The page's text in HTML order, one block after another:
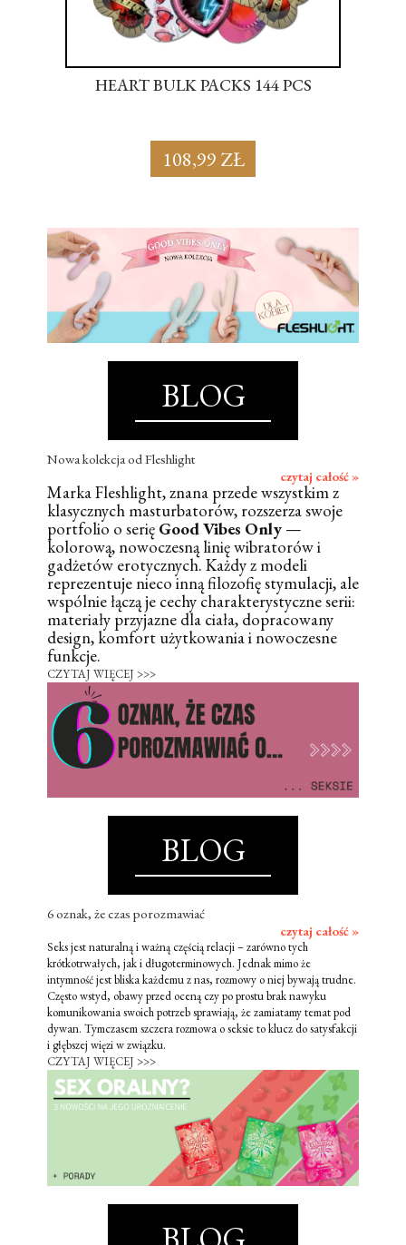
HEART BULK PACKS 144 PCS
108,99 ZŁ
BLOG
Nowa kolekcja od Fleshlight
czytaj całość »
Marka Fleshlight, znana przede wszystkim z
klasycznych masturbatorów, rozszerza swoje
portfolio o serię Good Vibes Only —
kolorową, nowoczesną linię wibratorów i
gadżetów erotycznych. Każdy z modeli
reprezentuje nieco inną filozofię stymulacji, ale
wspólnie łączą je cechy charakterystyczne serii:
materiały przyjazne dla ciała, dopracowany
design, komfort użytkowania i nowoczesne
funkcje.
CZYTAJ WIĘCEJ >>>
BLOG
6 oznak, że czas porozmawiać
czytaj całość »
Seks jest naturalną i ważną częścią relacji – zarówno tych
krótkotrwałych, jak i długoterminowych. Jednak mimo że
intymność jest bliska każdemu z nas, rozmowy o niej bywają trudne.
Często wstyd, obawy przed oceną czy po prostu brak nawyku
komunikowania swoich potrzeb sprawiają, że zamiatamy temat pod
dywan. Tymczasem szczera rozmowa o seksie to klucz do satysfakcji
i głębszej więzi w związku.
CZYTAJ WIĘCEJ >>>